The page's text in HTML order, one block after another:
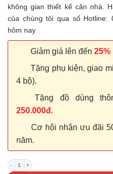
không gian thiết kế căn nhà.
của chúng tôi qua số Hotline:
hôm nay
Giảm giá lên đến 25%
Tặng phụ kiện, giao
4 bộ).
Tặng đồ dùng
250.000đ.
Cơ hội nhận ưu đãi
năm.
Cửa nhựa Đài Loan YF-23 số lượng